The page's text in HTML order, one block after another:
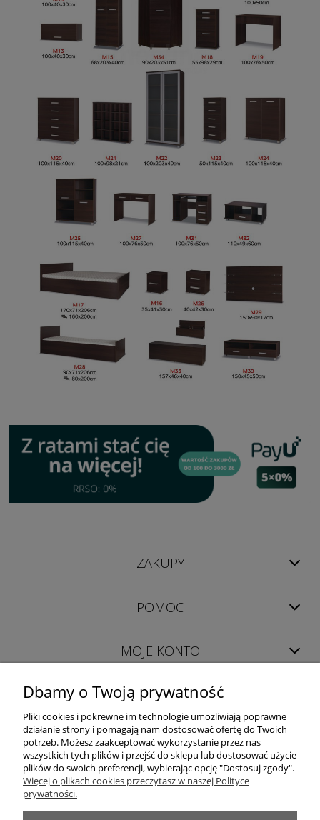
ZAKUPY
POMOC
MOJE KONTO
INFORMACJE
LUXOR │ 98-400 Wieruszów │ woj. łódzkie │ tel. +48 698 628 422 │ e-mail:
sklep@luxor-meble.com│ NIP PL619-157-56-47
Dbamy o Twoją prywatność
Pliki cookies i pokrewne im technologie umożliwiają poprawne
działanie strony i pomagają nam dostosować ofertę do Twoich
potrzeb. Możesz zaakceptować wykorzystanie przez nas
wszystkich tych plików i przejść do sklepu lub dostosować użycie
plików do swoich preferencji, wybierając opcję "Dostosuj zgody".
Więcej o plikach cookies przeczytasz w naszej Polityce
prywatności.